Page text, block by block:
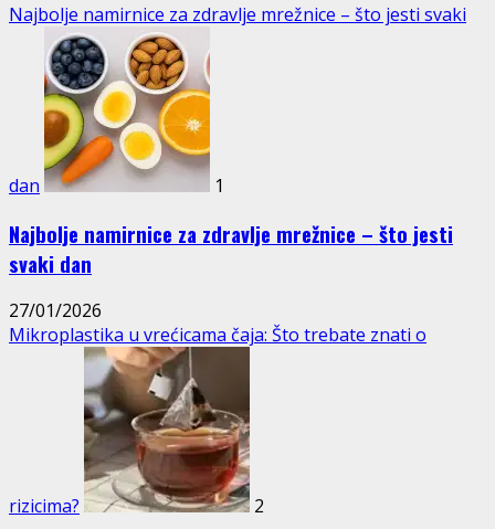
Najbolje namirnice za zdravlje mrežnice – što jesti svaki
dan 1
Najbolje namirnice za zdravlje mrežnice – što jesti
svaki dan
27/01/2026
Mikroplastika u vrećicama čaja: Što trebate znati o
rizicima? 2